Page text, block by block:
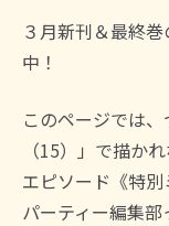
３月新刊＆最終
中！
このページでは
（15）」で描か
エピソード《特
パーティー編集